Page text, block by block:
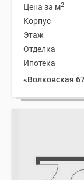
Цена за м2
Корпус
Этаж
Отделка
Ипотека
«Волковская